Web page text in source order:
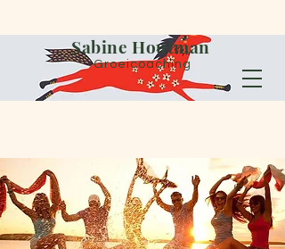
Sabine Houtman
Groeicoaching